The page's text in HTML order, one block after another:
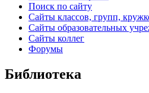
Поиск по сайту
Сайты классов, групп,
Сайты образовательных
Сайты коллег
Форумы
Библиотека